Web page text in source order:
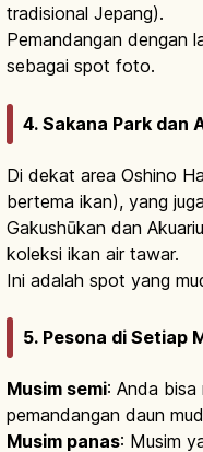
tradisional Jepang).
Pemandangan dengan
sebagai spot foto.
4. Sakana Park dan
Di dekat area Oshino
bertema ikan), yang
Gakushūkan dan
koleksi ikan air tawar.
Ini adalah spot yang
5. Pesona di Setiap
Musim semi: Anda bisa
pemandangan daun
Musim panas: Musim